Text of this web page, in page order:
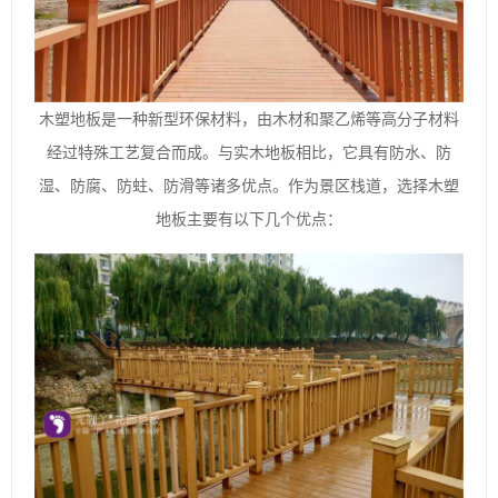
木塑地板是一种新型环保材料，由木材和聚乙烯等高分子材料
经过特殊工艺复合而成。与实木地板相比，它具有防水、防
湿、防腐、防蛀、防滑等诸多优点。作为景区栈道，选择木塑
地板主要有以下几个优点：